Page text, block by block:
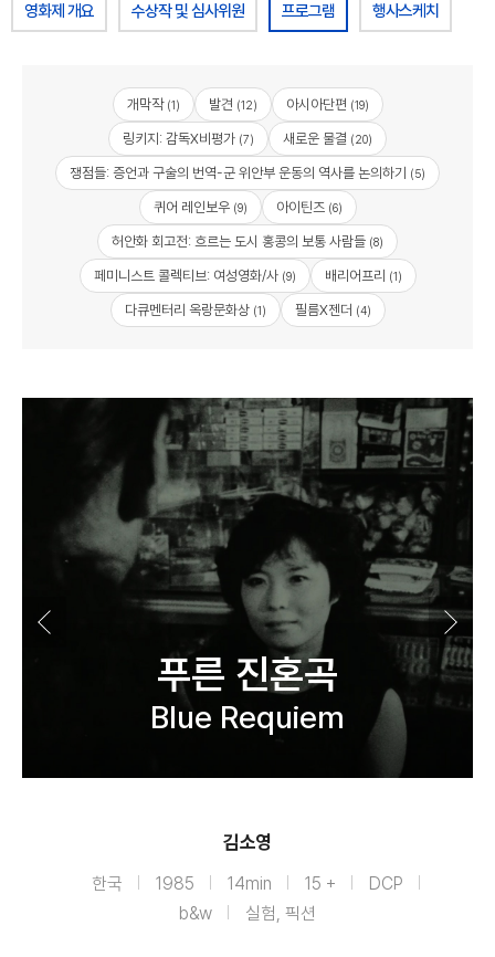
영화제 개요 수상작 및 심사위원 프로그램 행사스케치
개막작(1) 발견 (12) 아시아단편 (19)
링키지: 감독X비평가 (7) 새로운 물결 (20)
쟁점들: 증언과 구술의 번역-군 위안부 운동의 역사를 논의하기 (5)
퀴어 레인보우(9) 아이틴즈(6)
허안화 회고전: 흐르는 도시 홍콩의 보통 사람들 (8)
페미니스트 콜렉티브: 여성영화/사(9) 배리어프리 (1)
다큐멘터리 옥랑문화상(1) 필름X젠더 (4)
푸른 진혼곡
Blue Requiem
김소영
한국 1985 14min 15 +
DCP
b&w
실험, 픽션